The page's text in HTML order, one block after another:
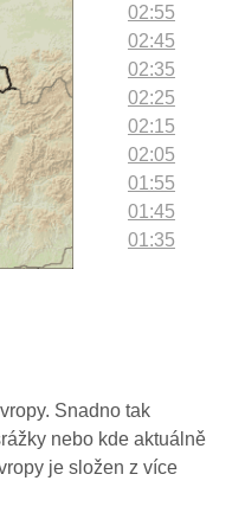
02:55
02:45
02:35
02:25
02:15
02:05
01:55
01:45
01:35
00:35
00:25
00:15
Snadno tak
nebo kde aktuálně
je složen z více